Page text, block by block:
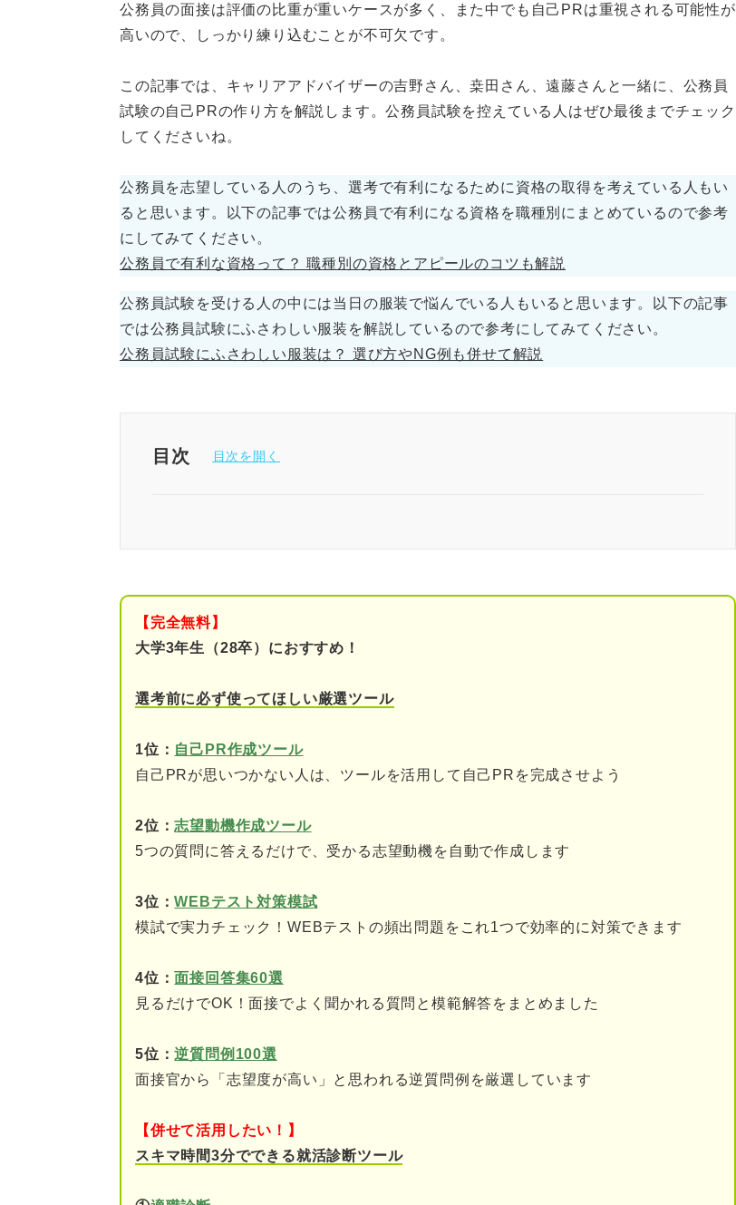
公務員の面接は評価の比重が重いケースが多く、また中でも自己PRは重視される可能性が
高いので、しっかり練り込むことが不可欠です。
この記事では、キャリアアドバイザーの吉野さん、桒田さん、遠藤さんと一緒に、公務員
試験の自己PRの作り方を解説します。公務員試験を控えている人はぜひ最後までチェック
してくださいね。
公務員を志望している人のうち、選考で有利になるために資格の取得を考えている人もい
ると思います。以下の記事では公務員で有利になる資格を職種別にまとめているので参考
にしてみてください。
公務員で有利な資格って？ 職種別の資格とアピールのコツも解説
公務員試験を受ける人の中には当日の服装で悩んでいる人もいると思います。以下の記事
では公務員試験にふさわしい服装を解説しているので参考にしてみてください。
公務員試験にふさわしい服装は？ 選び方やNG例も併せて解説
目次
人柄や性格を重視して採用する自治体が多いため
公務員の自己PRで高評価を得られる特徴・強み
②問題解決能力
③協調性
④忍耐力・ストレス耐性
⑤柔軟性
⑦論理的思考力
最初に何が特徴・強みか結論を伝える
【完全無料】
大学3年生（28卒）におすすめ！
選考前に必ず使ってほしい厳選ツール
1位： 自己PR作成ツール
自己PRが思いつかない人は、ツールを活用して自己PRを完成させよう
2位：志望動機作成ツール
5つの質問に答えるだけで、受かる志望動機を自動で作成します
3位：WEBテスト対策模試
模試で実力チェック！WEBテストの頻出問題をこれ1つで効率的に対策できます
4位：面接回答集60選
見るだけでOK！面接でよく聞かれる質問と模範解答をまとめました
5位：逆質問例100選
面接官から「志望度が高い」と思われる逆質問例を厳選しています
【併せて活用したい！】
スキマ時間3分でできる就活診断ツール